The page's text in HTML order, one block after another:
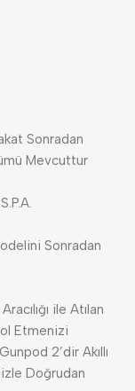
Sonradan
Mevcuttur
Sonradan
ile Atılan
Etmenizi
2’dir Akıllı
Doğrudan